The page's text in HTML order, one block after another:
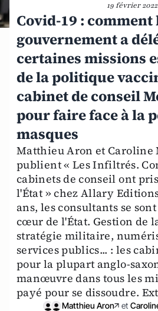
19 février 2022
Covid-19 : comment
gouvernement a
certaines missions
de la politique
cabinet de conseil
pour faire face à la
masques
Matthieu Aron et
publient « Les Infiltrés.
cabinets de conseil ont
l'État » chez Allary
ans, les consultants se
cœur de l'État. Gestion de
stratégie militaire,
services publics... : les
pour la plupart anglo-
manœuvre dans tous les
payé pour se dissoudre.
Matthieu Aron et